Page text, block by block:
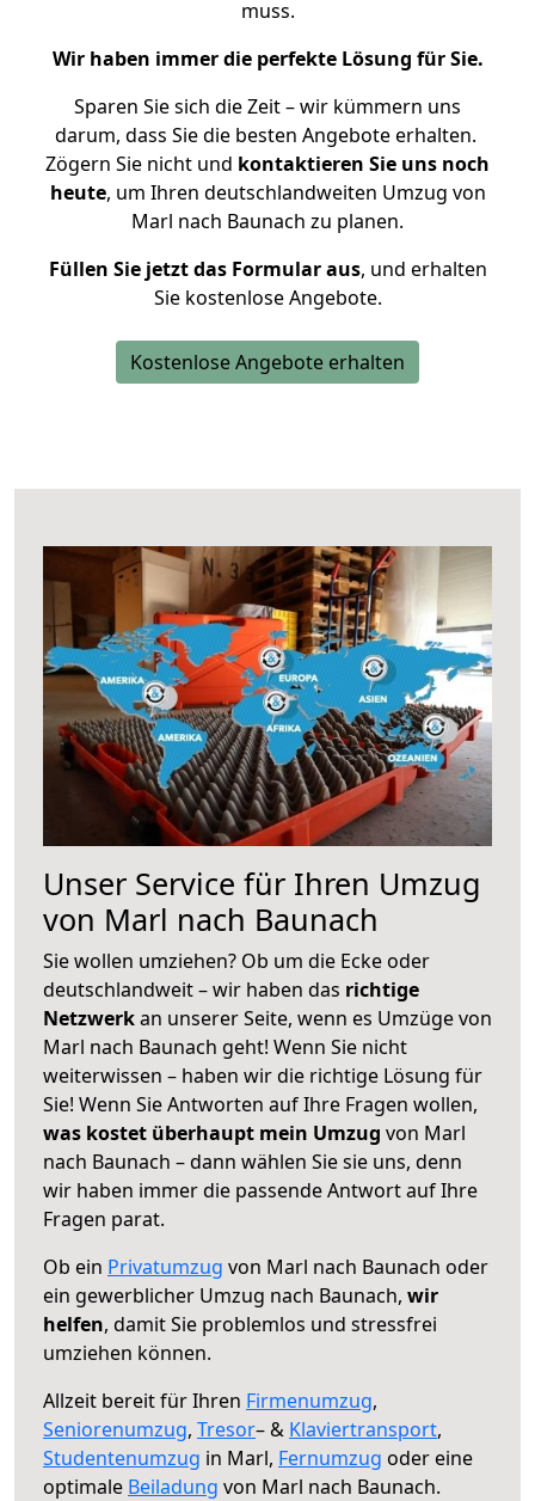
muss.
Wir haben immer die perfekte Lösung für Sie.
Sparen Sie sich die Zeit – wir kümmern uns
darum, dass Sie die besten Angebote erhalten.
Zögern Sie nicht und kontaktieren Sie uns noch
heute, um Ihren deutschlandweiten Umzug von
Marl nach Baunach zu planen.
Füllen Sie jetzt das Formular aus, und erhalten
Sie kostenlose Angebote.
Kostenlose Angebote erhalten
Unser Service für Ihren Umzug
von Marl nach Baunach
Sie wollen umziehen? Ob um die Ecke oder
deutschlandweit – wir haben das richtige
Netzwerkan unserer Seite, wenn es Umzüge von
Marl nach Baunach geht! Wenn Sie nicht
weiterwissen – haben wir die richtige Lösung für
Sie! Wenn Sie Antworten auf Ihre Fragen wollen,
was kostet überhaupt mein Umzug von Marl
nach Baunach – dann wählen Sie sie uns, denn
wir haben immer die passende Antwort auf Ihre
Fragen parat.
Ob ein Privatumzug von Marl nach Baunach oder
ein gewerblicher Umzug nach Baunach, wir
helfen, damit Sie problemlos und stressfrei
umziehen können.
Allzeit bereit für Ihren Firmenumzug,
Seniorenumzug, Tresor– & Klaviertransport,
Studentenumzug in Marl, Fernumzug oder eine
optimale Beiladung von Marl nach Baunach.